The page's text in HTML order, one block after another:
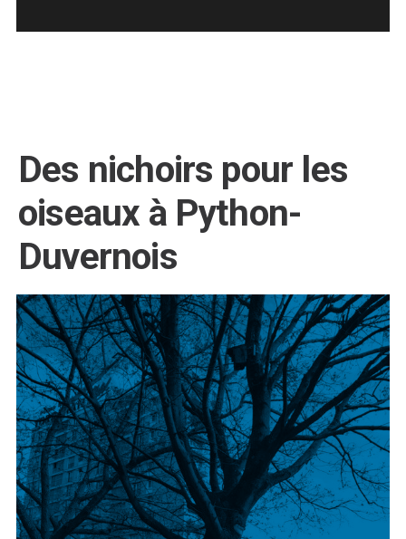
Des nichoirs pour les
oiseaux à Python-
Duvernois